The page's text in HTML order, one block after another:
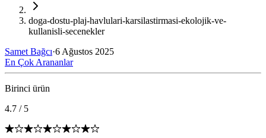
doga-dostu-plaj-havlulari-karsilastirmasi-ekolojik-ve-
kullanisli-secenekler
Samet Bağcı·6 Ağustos 2025
En Çok Arananlar
Birinci ürün
4.7 / 5